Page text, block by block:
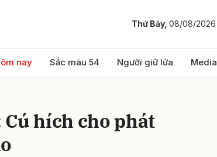
Thứ Bảy, 08/08/2026
nay Sắc màu 54 Người giữ lửa Media
Cú hích cho phát